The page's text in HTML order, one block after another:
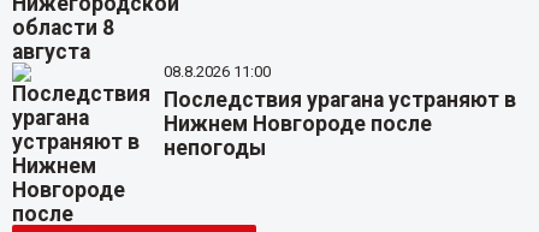
08.8.2026 11:00
Последствия урагана устраняют в
Нижнем Новгороде после
непогоды